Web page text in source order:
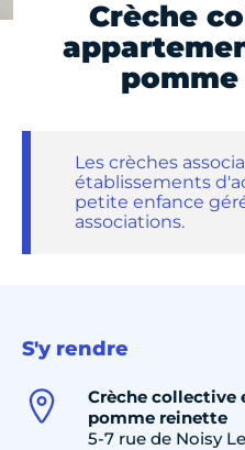
Crèche
Les crèches
établissements
petite enfance
associations.
S'y rendre
Crèche collective
pomme reinette
5-7 rue de Noisy